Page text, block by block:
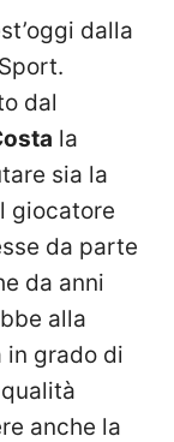
dalla
dal
la
sia la
giocatore
da parte
da anni
alla
in grado di
anche la